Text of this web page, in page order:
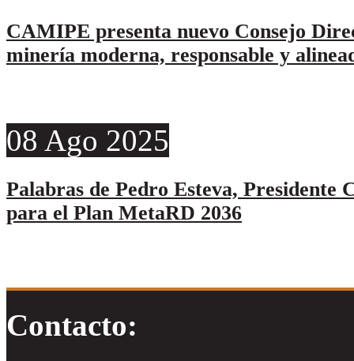
CAMIPE presenta nuevo Consejo
minería moderna, responsable y
08 Ago 2025
Palabras de Pedro Esteva, Presidente
para el Plan MetaRD 2036
Contacto: